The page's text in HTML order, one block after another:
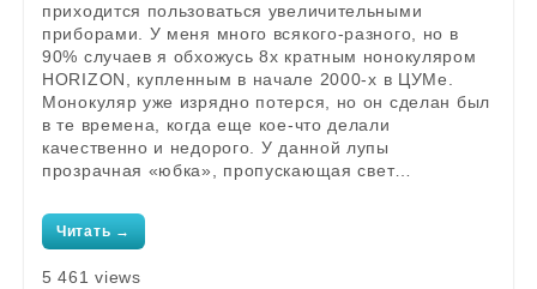
приходится пользоваться увеличительными
приборами. У меня много всякого-разного, но в
90% случаев я обхожусь 8х кратным нонокуляром
HORIZON, купленным в начале 2000-х в ЦУМе.
Монокуляр уже изрядно потерся, но он сделан был
в те времена, когда еще кое-что делали
качественно и недорого. У данной лупы
прозрачная «юбка», пропускающая свет…
Читать →
5 461 views